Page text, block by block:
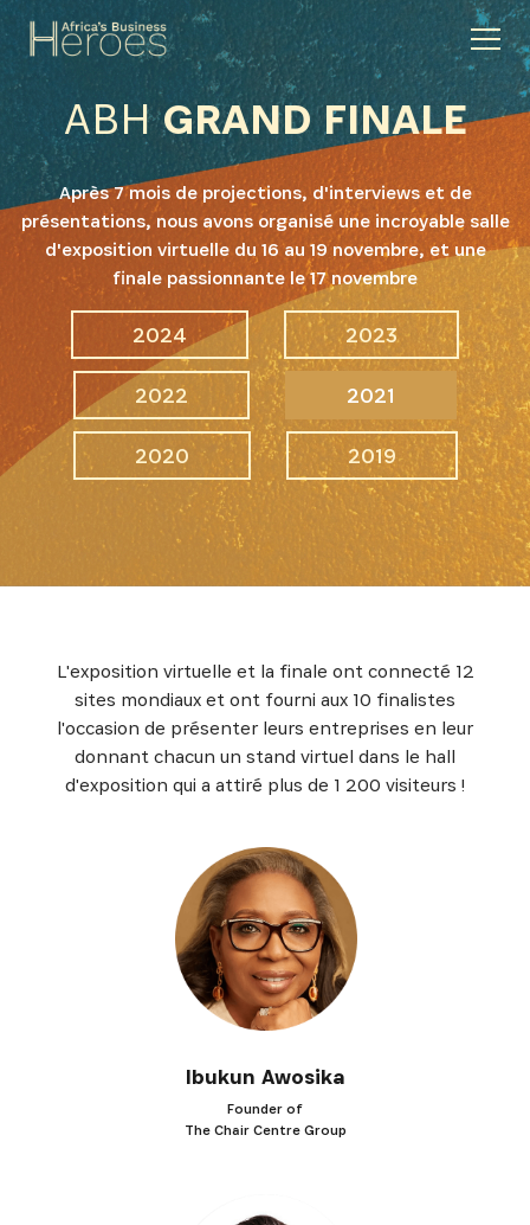
ABHGRAND FINALE
Après 7 mois de projections, d'interviews et de
présentations, nous avons organisé une incroyable salle
d'exposition virtuelle du 16 au 19 novembre, et une
finale passionnante le 17 novembre
2024 2023
2022 2021
2020 2019
L'exposition virtuelle et la finale ont connecté 12
sites mondiaux et ont fourni aux 10 finalistes
l'occasion de présenter leurs entreprises en leur
donnant chacun un stand virtuel dans le hall
d'exposition qui a attiré plus de 1 200 visiteurs !
Ibukun Awosika
Founder of
The Chair Centre Group